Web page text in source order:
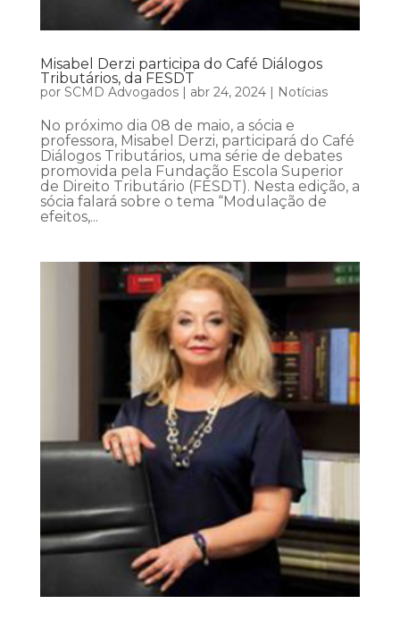
Misabel Derzi participa do Café Diálogos
Tributários, da FESDT
por SCMD Advogados| abr 24, 2024| Notícias
No próximo dia 08 de maio, a sócia e
professora, Misabel Derzi, participará do Café
Diálogos Tributários, uma série de debates
promovida pela Fundação Escola Superior
de Direito Tributário (FESDT). Nesta edição, a
sócia falará sobre o tema “Modulação de
efeitos,...